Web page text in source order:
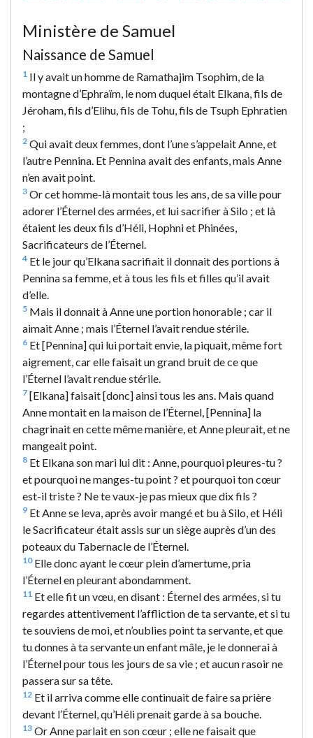
Ministère de Samuel
Naissance de Samuel
1 Il y avait un homme de Ramathajim Tsophim, de la
montagne d’Ephraïm, le nom duquel était Elkana, fils de
Jéroham, fils d’Elihu, fils de Tohu, fils de Tsuph Ephratien
;
2 Qui avait deux femmes, dont l’une s’appelait Anne, et
l’autre Pennina. Et Pennina avait des enfants, mais Anne
n’en avait point.
3 Or cet homme-là montait tous les ans, de sa ville pour
adorer l’Éternel des armées, et lui sacrifier à Silo ; et là
étaient les deux fils d’Héli, Hophni et Phinées,
Sacrificateurs de l’Éternel.
4 Et le jour qu’Elkana sacrifiait il donnait des portions à
Pennina sa femme, et à tous les fils et filles qu’il avait
d’elle.
5 Mais il donnait à Anne une portion honorable ; car il
aimait Anne ; mais l’Éternel l’avait rendue stérile.
6 Et [Pennina] qui lui portait envie, la piquait, même fort
aigrement, car elle faisait un grand bruit de ce que
l’Éternel l’avait rendue stérile.
7 [Elkana] faisait [donc] ainsi tous les ans. Mais quand
Anne montait en la maison de l’Éternel, [Pennina] la
chagrinait en cette même manière, et Anne pleurait, et ne
mangeait point.
8 Et Elkana son mari lui dit : Anne, pourquoi pleures-tu ?
et pourquoi ne manges-tu point ? et pourquoi ton cœur
est-il triste ? Ne te vaux-je pas mieux que dix fils ?
9 Et Anne se leva, après avoir mangé et bu à Silo, et Héli
le Sacrificateur était assis sur un siège auprès d’un des
poteaux du Tabernacle de l’Éternel.
10Elle donc ayant le cœur plein d’amertume, pria
l’Éternel en pleurant abondamment.
11 Et elle fit un vœu, en disant : Éternel des armées, si tu
regardes attentivement l’affliction de ta servante, et si tu
te souviens de moi, et n’oublies point ta servante, et que
tu donnes à ta servante un enfant mâle, je le donnerai à
l’Éternel pour tous les jours de sa vie ; et aucun rasoir ne
passera sur sa tête.
12 Et il arriva comme elle continuait de faire sa prière
devant l’Éternel, qu’Héli prenait garde à sa bouche.
13 Or Anne parlait en son cœur ; elle ne faisait que